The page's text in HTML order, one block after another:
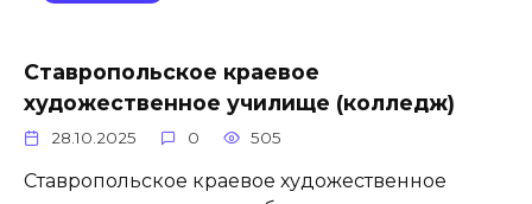
Ставропольское краевое
художественное училище (колледж)
28.10.2025 0 505
Ставропольское краевое художественное